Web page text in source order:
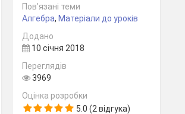
Пов’язані теми
Алгебра, Матеріали до уроків
Додано
10 січня 2018
Переглядів
3969
Оцінка розробки
5.0 (2 відгука)